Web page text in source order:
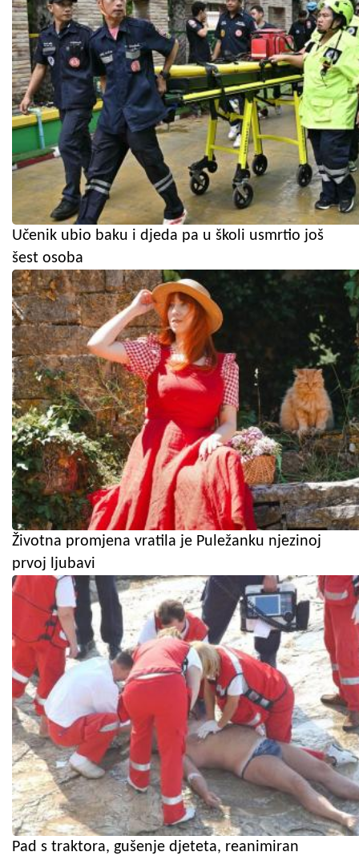
Učenik ubio baku i djeda pa u školi usmrtio još
šest osoba
Životna promjena vratila je Puležanku njezinoj
prvoj ljubavi
Pad s traktora, gušenje djeteta, reanimiran